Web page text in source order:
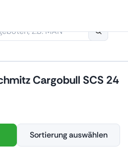
Cargobull SCS 24
Sortierung auswählen
Cookies